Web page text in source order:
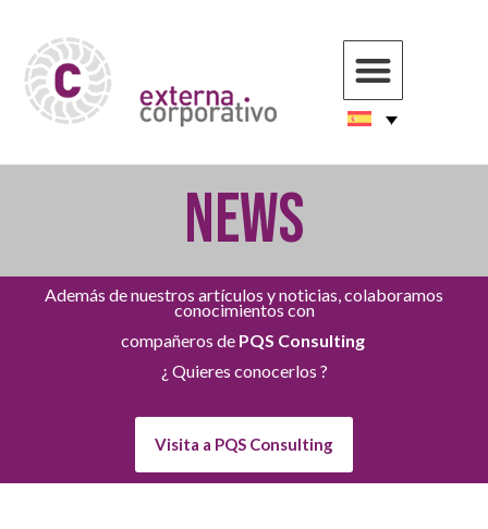
NEWS
Además de nuestros artículos y noticias, colaboramos
conocimientos con
compañeros de PQS Consulting
¿ Quieres conocerlos ?
Visita a PQS Consulting